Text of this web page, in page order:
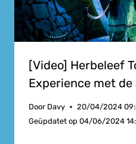
[Video] Herbeleef
Experience met
Door Davy
20/04/2024
Geüpdatet op 04/06/2024